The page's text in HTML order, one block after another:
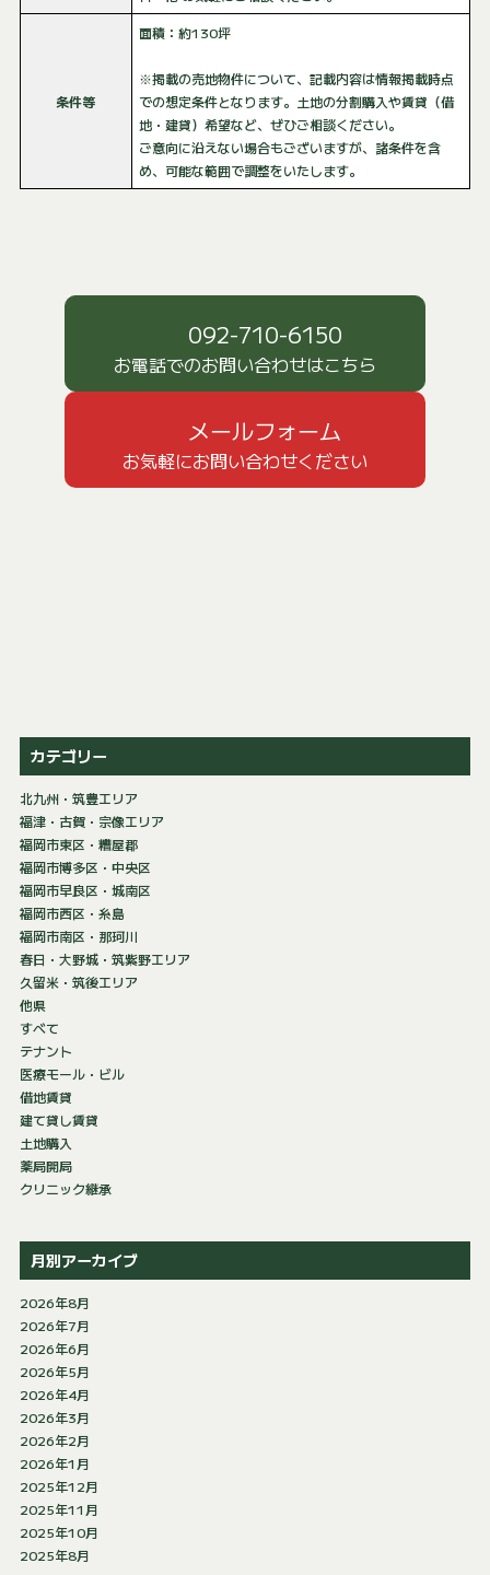
条件等
面積：約130坪
※掲載の売地物件について、記載内容は情報掲載時点
での想定条件となります。土地の分割購入や賃貸（借
地・建貸）希望など、ぜひご相談ください。
ご意向に沿えない場合もございますが、諸条件を含
め、可能な範囲で調整をいたします。
092-710-6150
お電話でのお問い合わせはこちら
メールフォーム
お気軽にお問い合わせください
カテゴリー
北九州・筑豊エリア
福津・古賀・宗像エリア
福岡市東区・糟屋郡
福岡市博多区・中央区
福岡市早良区・城南区
福岡市西区・糸島
福岡市南区・那珂川
春日・大野城・筑紫野エリア
久留米・筑後エリア
他県
すべて
テナント
医療モール・ビル
借地賃貸
建て貸し賃貸
土地購入
薬局開局
クリニック継承
月別アーカイブ
2026年8月
2026年7月
2026年6月
2026年5月
2026年4月
2026年3月
2026年2月
2026年1月
2025年12月
2025年11月
2025年10月
2025年8月